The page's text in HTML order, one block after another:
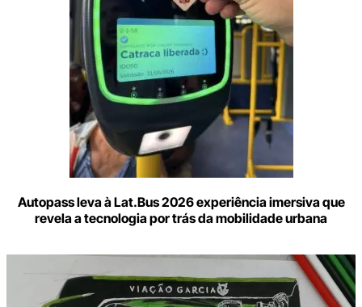
Autopass leva à Lat.Bus 2026 experiência imersiva que
revela a tecnologia por trás da mobilidade urbana